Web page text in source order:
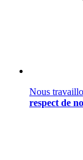
Nous
respect de